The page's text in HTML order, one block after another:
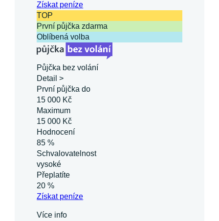
Získatpeníze
TOP
První půjčka zdarma
Oblíbená volba
Půjčka bez volání
Detail >
První půjčka do
15 000 Kč
Maximum
15 000 Kč
Hodnocení
85 %
Schvalovatelnost
vysoké
Přeplatíte
20 %
Získatpeníze
Více info